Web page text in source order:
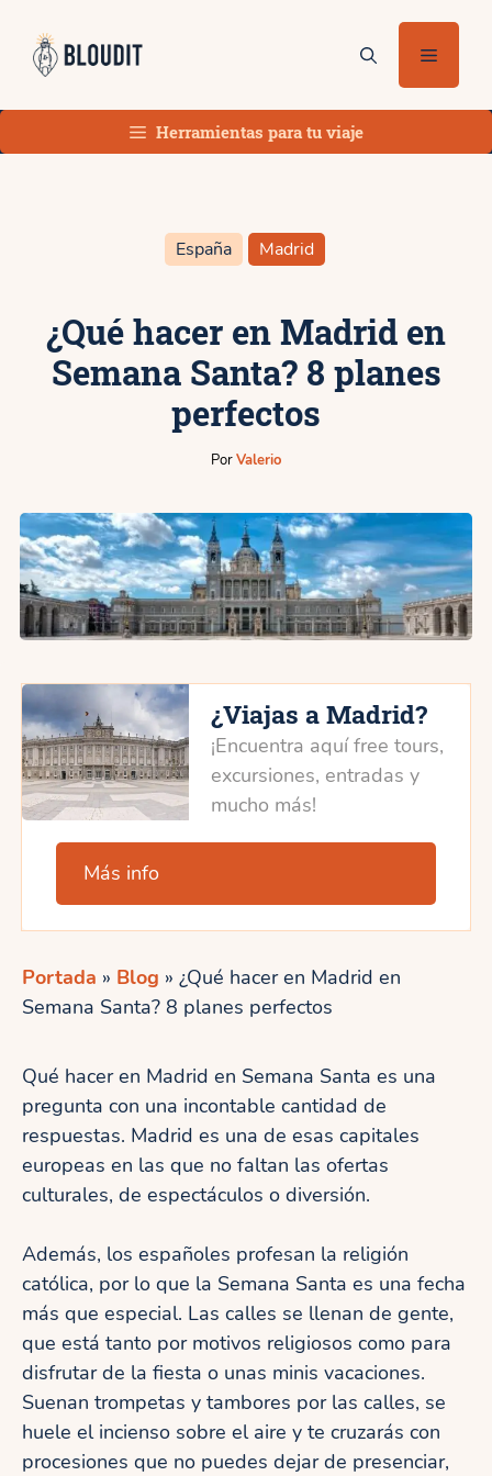
contenido
Menú
Herramientas para tu viaje
España Madrid
¿Qué hacer en Madrid en
Semana Santa? 8 planes
perfectos
PorValerio
¿Viajas a Madrid?
¡Encuentra aquí free tours,
excursiones, entradas y
mucho más!
Más info
Portada » Blog » ¿Qué hacer en Madrid en
Semana Santa? 8 planes perfectos
Qué hacer en Madrid en Semana Santa es una
pregunta con una incontable cantidad de
respuestas. Madrid es una de esas capitales
europeas en las que no faltan las ofertas
culturales, de espectáculos o diversión.
Además, los españoles profesan la religión
católica, por lo que la Semana Santa es una fecha
más que especial. Las calles se llenan de gente,
que está tanto por motivos religiosos como para
disfrutar de la fiesta o unas minis vacaciones.
Suenan trompetas y tambores por las calles, se
huele el incienso sobre el aire y te cruzarás con
procesiones que no puedes dejar de presenciar,